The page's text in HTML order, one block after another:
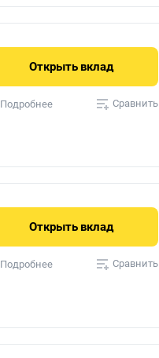
Открыть вклад
Подробнее Сравнить
Открыть вклад
Подробнее Сравнить